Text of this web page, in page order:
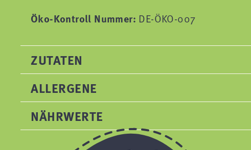
Öko-Kontroll Nummer: DE-ÖKO-007
ZUTATEN
ALLERGENE
NÄHRWERTE